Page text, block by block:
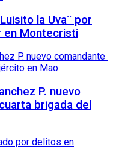
la Uva¨ por
en Montecristi
P. nuevo
brigada del